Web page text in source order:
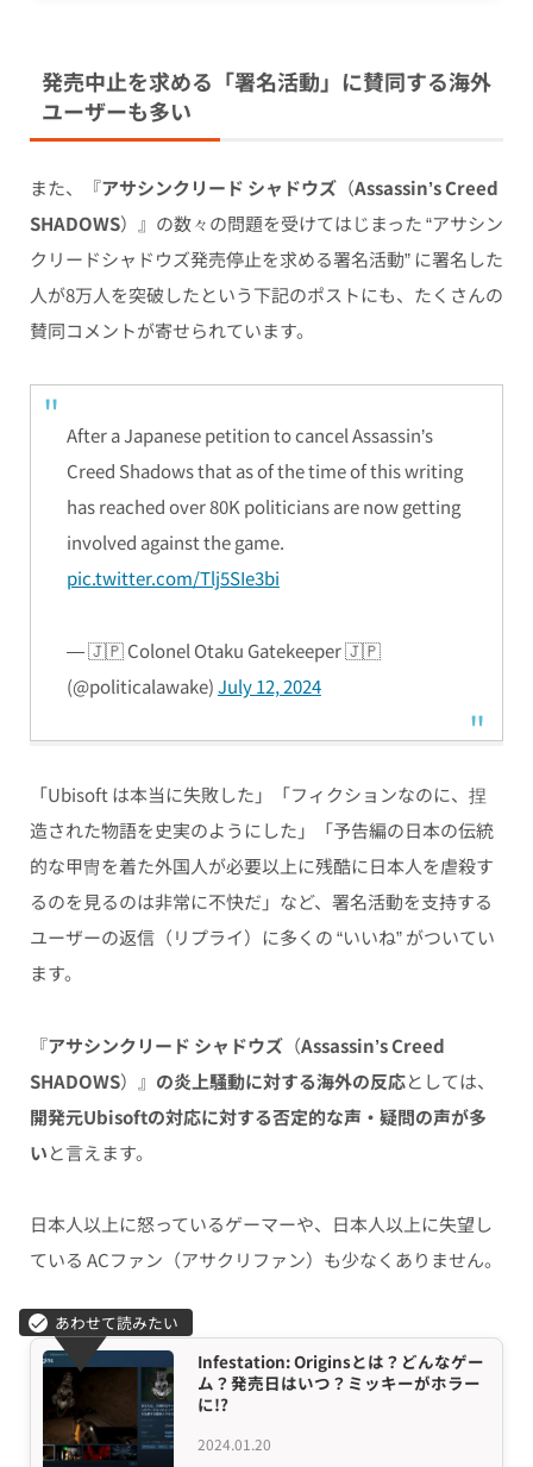
発売中止を求める「署名活動」に賛同する海外
ユーザーも多い
また、 『アサシンクリード シャドウズ（Assassin’s Creed
SHADOWS）』の数々の問題を受けてはじまった “アサシン
クリードシャドウズ発売停止を求める署名活動” に署名した
人が8万人を突破したという下記のポストにも、たくさんの
賛同コメントが寄せられています。
After a Japanese petition to cancel Assassin’s
Creed Shadows that as of the time of this writing
has reached over 80K politicians are now getting
involved against the game.
pic.twitter.com/Tlj5SIe3bi
— 🇯🇵 Colonel Otaku Gatekeeper 🇯🇵
(@politicalawake)July 12, 2024
「Ubisoft は本当に失敗した」「フィクションなのに、捏
造された物語を史実のようにした」「予告編の日本の伝統
的な甲冑を着た外国人が必要以上に残酷に日本人を虐殺す
るのを見るのは非常に不快だ」など、署名活動を支持する
ユーザーの返信（リプライ）に多くの “いいね” がついてい
ます。
『アサシンクリード シャドウズ（Assassin’s Creed
SHADOWS）』 の炎上騒動に対する海外の反応としては、
開発元Ubisoftの対応に対する否定的な声・疑問の声が多
いと言えます。
日本人以上に怒っているゲーマーや、日本人以上に失望し
ている ACファン（アサクリファン）も少なくありません。
2024.01.20
Infestation: Originsとは？どんなゲー
ム？発売日はいつ？ミッキーがホラー
に!?